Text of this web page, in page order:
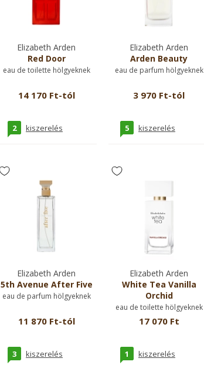
Elizabeth Arden
Red Door
eau de toilette hölgyeknek
14 170 Ft-tól
2 kiszerelés
Elizabeth Arden
Arden Beauty
eau de parfum hölgyeknek
3 970 Ft-tól
5 kiszerelés
Elizabeth Arden
5th Avenue After Five
eau de parfum hölgyeknek
11 870 Ft-tól
3 kiszerelés
Elizabeth Arden
White Tea Vanilla
Orchid
eau de toilette hölgyeknek
17 070 Ft
1 kiszerelés